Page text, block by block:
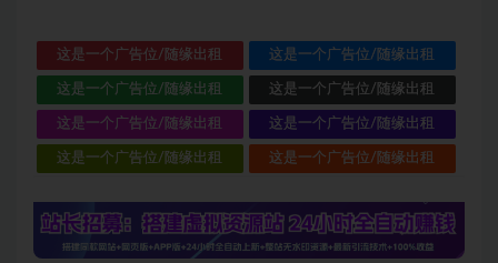
这是一个广告位/随缘出租 这是一个广告位/随缘出租
这是一个广告位/随缘出租 这是一个广告位/随缘出租
这是一个广告位/随缘出租 这是一个广告位/随缘出租
这是一个广告位/随缘出租 这是一个广告位/随缘出租